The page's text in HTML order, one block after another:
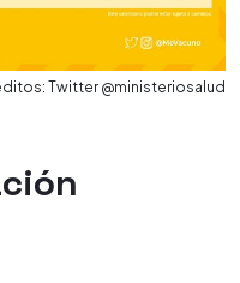
Twitter @ministeriosalud